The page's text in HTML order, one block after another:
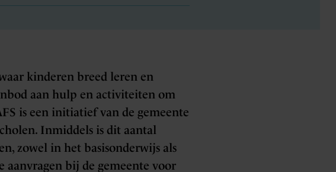
kinderen breed leren en
aan hulp en activiteiten om
is een initiatief van de gemeente
Inmiddels is dit aantal
zowel in het basisonderwijs als
aanvragen bij de gemeente voor